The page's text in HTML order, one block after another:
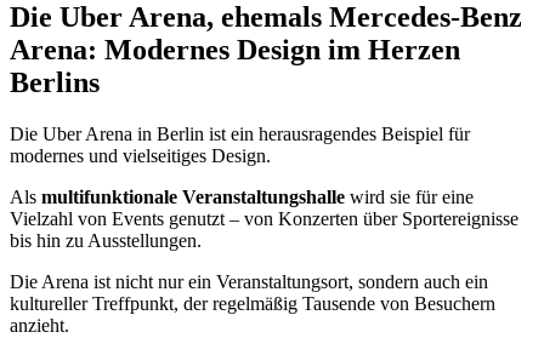
Die Uber Arena, ehemals Mercedes-Benz
Arena: Modernes Design im Herzen
Berlins
Die Uber Arena in Berlin ist ein herausragendes Beispiel für
modernes und vielseitiges Design.
Als multifunktionale Veranstaltungshalle wird sie für eine
Vielzahl von Events genutzt – von Konzerten über Sportereignisse
bis hin zu Ausstellungen.
Die Arena ist nicht nur ein Veranstaltungsort, sondern auch ein
kultureller Treffpunkt, der regelmäßig Tausende von Besuchern
anzieht.